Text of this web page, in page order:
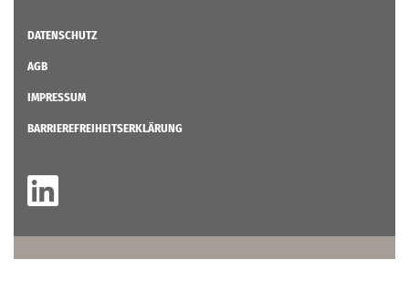
DATENSCHUTZ
AGB
IMPRESSUM
BARRIEREFREIHEITSERKLÄRUNG